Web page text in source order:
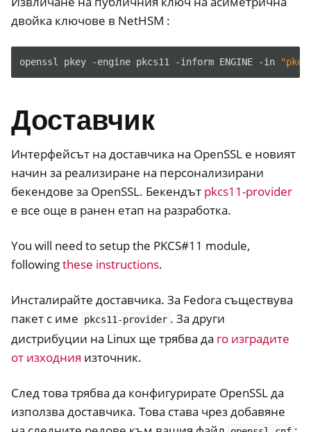
двойка ключове в NetHSM :
openssl pkey -engine pkcs11 -inform ENGINE -in
Доставчик
Интерфейсът на доставчика на OpenSSL е новият
начин за реализиране на персонализирани
бекендове за OpenSSL. Бекендът pkcs11-provider
е все още в ранен етап на разработка.
You will need to setup the PKCS#11 module,
followingthese instructions.
Инсталирайте доставчика. За Fedora съществува
пакет с име
pkcs11-provider . За други
дистрибуции на Linux ще трябва да го изградите
от изходния източник.
След това трябва да конфигурирате OpenSSL да
използва доставчика. Това става чрез добавяне